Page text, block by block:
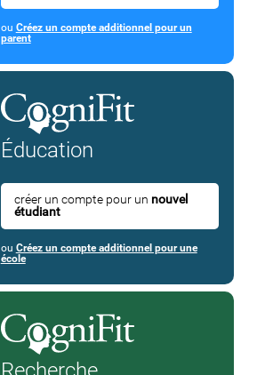
ou Créez un compte additionnel pour un
parent
Éducation
créer un compte pour un nouvel
étudiant
ou Créez un compte additionnel pour une
école